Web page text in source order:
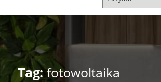
Tag:fotowoltaika